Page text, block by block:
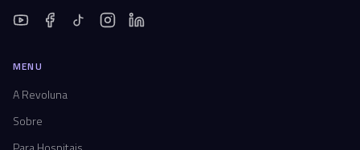
MENU
A Revoluna
Sobre